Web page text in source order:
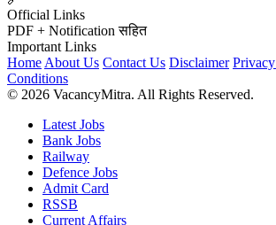
Official Links
PDF + Notification सहित
Important Links
Home About Us Contact Us Disclaimer
Conditions
© 2026 VacancyMitra. All Rights Reserved.
Latest Jobs
Bank Jobs
Railway
Defence Jobs
Admit Card
RSSB
Current Affairs